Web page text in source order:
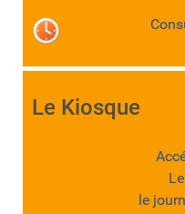
Le Kiosque
le